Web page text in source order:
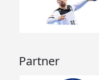
Partner